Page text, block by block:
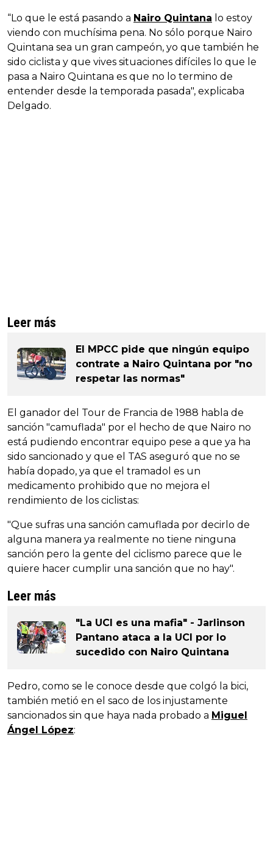
“Lo que le está pasando a Nairo Quintana lo estoy
viendo con muchísima pena. No sólo porque Nairo
Quintana sea un gran campeón, yo que también he
sido ciclista y que vives situaciones difíciles lo que le
pasa a Nairo Quintana es que no lo termino de
entender desde la temporada pasada", explicaba
Delgado.
Leer más
El MPCC pide que ningún equipo
contrate a Nairo Quintana por "no
respetar las normas"
El ganador del Tour de Francia de 1988 habla de
sanción "camuflada" por el hecho de que Nairo no
está pudiendo encontrar equipo pese a que ya ha
sido sancionado y que el TAS aseguró que no se
había dopado, ya que el tramadol es un
medicamento prohibido que no mejora el
rendimiento de los ciclistas:
"Que sufras una sanción camuflada por decirlo de
alguna manera ya realmente no tiene ninguna
sanción pero la gente del ciclismo parece que le
quiere hacer cumplir una sanción que no hay".
Leer más
"La UCI es una mafia" - Jarlinson
Pantano ataca a la UCI por lo
sucedido con Nairo Quintana
Pedro, como se le conoce desde que colgó la bici,
también metió en el saco de los injustamente
sancionados sin que haya nada probado a Miguel
Ángel López: